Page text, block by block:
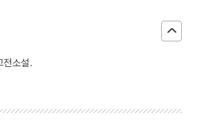
전소설.